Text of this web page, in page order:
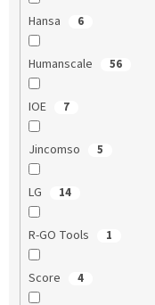
Hansa 6
Humanscale 56
IOE 7
Jincomso 5
LG 14
R-GO Tools 1
Score 4